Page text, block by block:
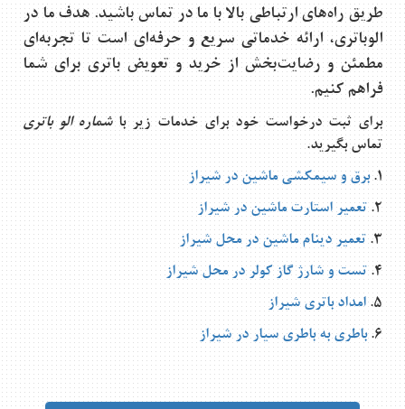
طریق راه‌های ارتباطی بالا با ما در تماس باشید. هدف ما در
الوباتری، ارائه خدماتی سریع و حرفه‌ای است تا تجربه‌ای
مطمئن و رضایت‌بخش از خرید و تعویض باتری برای شما
فراهم کنیم.
برای ثبت درخواست خود برای خدمات زیر باشماره الو باتری
تماس بگیرید.
1. برق و سیمکشی ماشین در شیراز
2. تعمیر استارت ماشین در شیراز
3. تعمیر دینام ماشین در محل شیراز
4. تست و شارژ گاز کولر در محل شیراز
5. امداد باتری شیراز
6. باطری به باطری سیار در شیراز